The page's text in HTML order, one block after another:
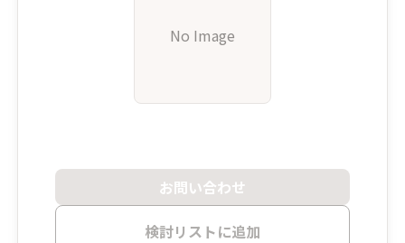
No Image
お問い合わせ
検討リストに追加